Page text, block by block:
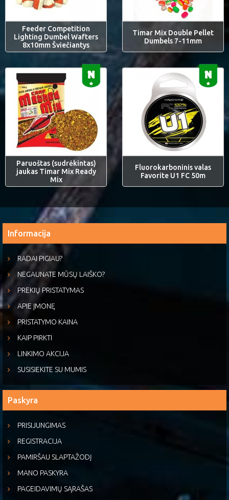
Feeder Competition
Lighting Dumbel Wafters
8x10mm Šviečiantys
Timar Mix Double Pellet
Dumbels 7-11mm
Paruoštas (sudrėkintas)
jaukas Timar Mix Ready
Mix
Fluorokarboninis valas
Favorite U1 FC 50m
Informacija
RADAI PIGIAU?
NEGAUNATE MŪSŲ LAIŠKO?
PREKIŲ PRISTATYMAS
APIE ĮMONĘ
PRISTATYMO KAINA
KAIP PIRKTI
LINKIMO AKCIJA
SUSISIEKITE SU MUMIS
Paskyra
PRISIJUNGIMAS
REGISTRACIJA
PAMIRŠAU SLAPTAŽODĮ
MANO PASKYRA
PAGEIDAVIMŲ SĄRAŠAS